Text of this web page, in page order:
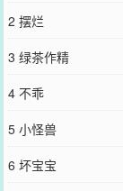
到男主被认回来，
的私生子，被裴家
五三放到主角面前，
口等他，冷着脸说
庄黎就每天偷偷给
2 摆烂
3 绿茶作精
4 不乖
5 小怪兽
6 坏宝宝